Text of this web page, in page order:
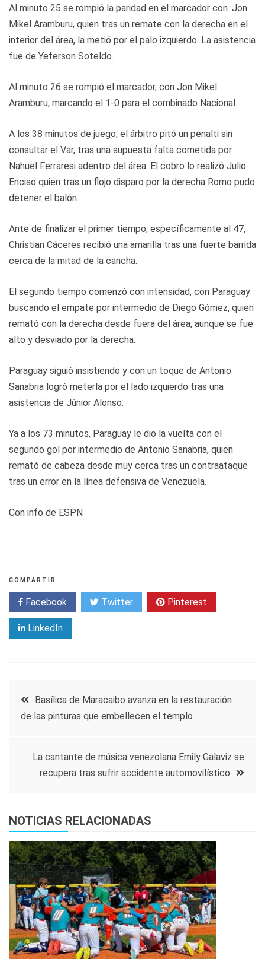
Al minuto 25 se rompió la paridad en el marcador con. Jon
Mikel Aramburu, quien tras un remate con la derecha en el
interior del área, la metió por el palo izquierdo. La asistencia
fue de Yeferson Soteldo.
Al minuto 26 se rompió el marcador, con Jon Mikel
Aramburu, marcando el 1-0 para el combinado Nacional.
A los 38 minutos de juego, el árbitro pitó un penalti sin
consultar el Var, tras una supuesta falta cometida por
Nahuel Ferraresi adentro del área. El cobro lo realizó Julio
Enciso quien tras un flojo disparo por la derecha Romo pudo
detener el balón.
Ante de finalizar el primer tiempo, específicamente al 47,
Christian Cáceres recibió una amarilla tras una fuerte barrida
cerca de la mitad de la cancha.
El segundo tiempo comenzó con intensidad, con Paraguay
buscando el empate por intermedio de Diego Gómez, quien
remató con la derecha desde fuera del área, aunque se fue
alto y desviado por la derecha.
Paraguay siguió insistiendo y con un toque de Antonio
Sanabria logró meterla por el lado izquierdo tras una
asistencia de Júnior Alonso.
Ya a los 73 minutos, Paraguay le dio la vuelta con el
segundo gol por intermedio de Antonio Sanabria, quien
remató de cabeza desde muy cerca tras un contraataque
tras un error en la línea defensiva de Venezuela.
Con info de ESPN
COMPARTIR
Facebook Twitter Pinterest
LinkedIn
Navegación
entradas
Basílica de Maracaibo avanza en la restauración
de las pinturas que embellecen el templo
La cantante de música venezolana Emily Galaviz se
recupera tras sufrir accidente automovilístico
NOTICIAS RELACIONADAS